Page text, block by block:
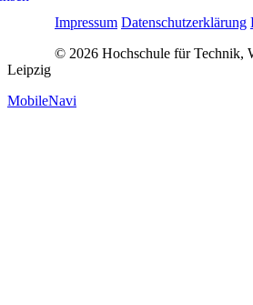
Impressum Datenschutzerklärung
© 2026 Hochschule für Technik,
Leipzig
MobileNavi